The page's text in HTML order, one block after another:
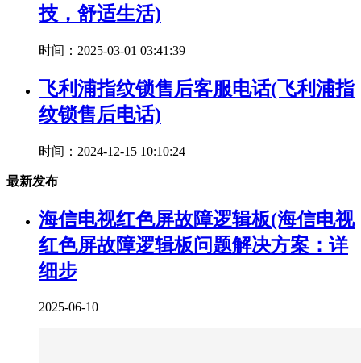
技，舒适生活)
时间：2025-03-01 03:41:39
飞利浦指纹锁售后客服电话(飞利浦指
纹锁售后电话)
时间：2024-12-15 10:10:24
最新发布
海信电视红色屏故障逻辑板(海信电视
红色屏故障逻辑板问题解决方案：详
细步
2025-06-10